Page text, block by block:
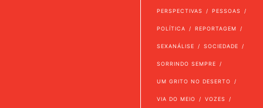
PERSPECTIVAS PESSOAS
POLÍTICA REPORTAGEM
SEXANÁLISE SOCIEDADE
SORRINDO SEMPRE
UM GRITO NO DESERTO
VIA DO MEIO VOZES